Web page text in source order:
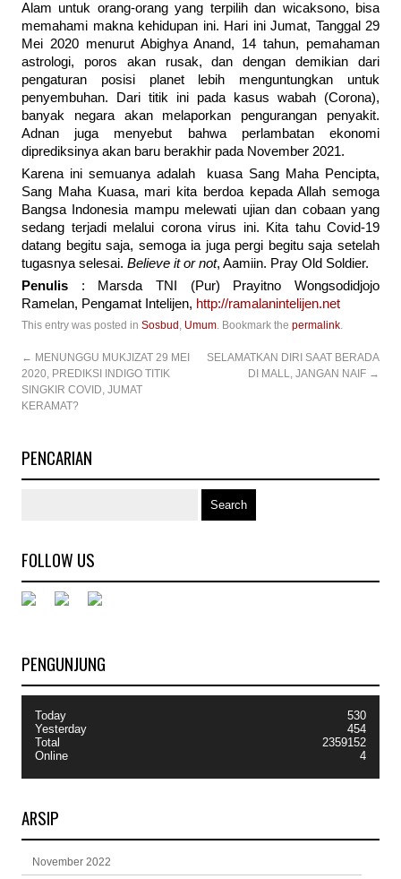
Alam untuk orang-orang yang terpilih dan wicaksono, bisa
memahami makna kehidupan ini. Hari ini Jumat, Tanggal 29
Mei 2020 menurut Abighya Anand, 14 tahun, pemahaman
astrologi, poros akan rusak, dan dengan demikian dari
pengaturan posisi planet lebih menguntungkan untuk
penyembuhan. Dari titik ini pada kasus wabah (Corona),
banyak negara akan melaporkan pengurangan penyakit.
Adnan juga menyebut bahwa perlambatan ekonomi
diprediksinya akan baru berakhir pada November 2021.
Karena ini semuanya adalah kuasa Sang Maha Pencipta,
Sang Maha Kuasa, mari kita berdoa kepada Allah semoga
Bangsa Indonesia mampu melewati ujian dan cobaan yang
sedang terjadi melalui corona virus ini. Kita tahu Covid-19
datang begitu saja, semoga ia juga pergi begitu saja setelah
tugasnya selesai. Believe it or not, Aamiin. Pray Old Soldier.
Penulis : Marsda TNI (Pur) Prayitno Wongsodidjojo
Ramelan, Pengamat Intelijen, http://ramalanintelijen.net
This entry was posted in Sosbud , Umum. Bookmark the permalink.
← MENUNGGU MUKJIZAT 29 MEI
2020, PREDIKSI INDIGO TITIK
SINGKIR COVID, JUMAT
KERAMAT?
SELAMATKAN DIRI SAAT BERADA
DI MALL, JANGAN NAIF →
PENCARIAN
FOLLOW US
PENGUNJUNG
Today
Yesterday
Total
Online
530
454
2359152
4
ARSIP
November 2022